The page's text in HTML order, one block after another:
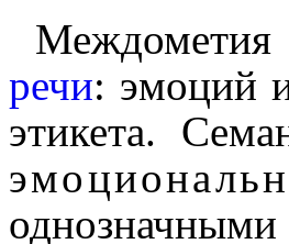
речи: эмоций
этикета.